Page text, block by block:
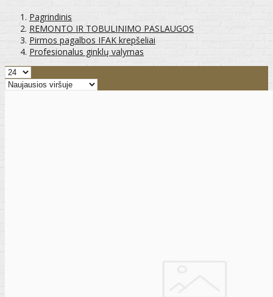
Pagrindinis
REMONTO IR TOBULINIMO PASLAUGOS
Pirmos pagalbos IFAK krepšeliai
Profesionalus ginklų valymas